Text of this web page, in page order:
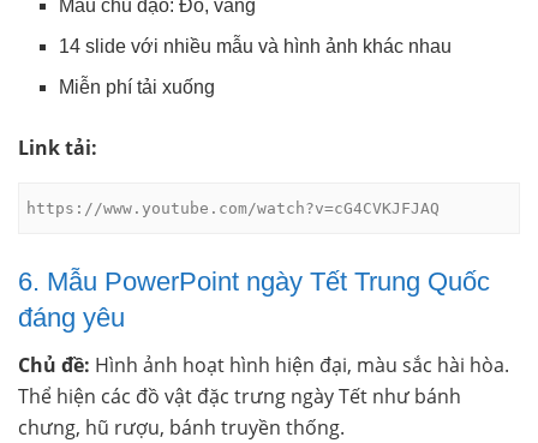
Màu chủ đạo: Đỏ, vàng
14 slide với nhiều mẫu và hình ảnh khác nhau
Miễn phí tải xuống
Link tải:
https://www.youtube.com/watch?v=cG4CVKJFJAQ
6. Mẫu PowerPoint ngày Tết Trung Quốc
đáng yêu
Chủ đề: Hình ảnh hoạt hình hiện đại, màu sắc hài hòa.
Thể hiện các đồ vật đặc trưng ngày Tết như bánh
chưng, hũ rượu, bánh truyền thống.